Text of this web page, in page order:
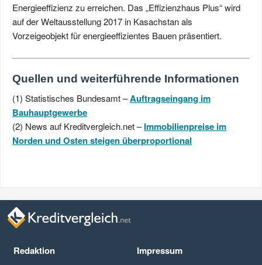
Energieeffizienz zu erreichen. Das „Effizienzhaus Plus“ wird
auf der Weltausstellung 2017 in Kasachstan als
Vorzeigeobjekt für energieeffizientes Bauen präsentiert.
Quellen und weiterführende Informationen
(1) Statistisches Bundesamt –Auftragseingang im
Bauhaupt­gewerbe
(2) News auf Kreditvergleich.net –Immobilienpreise im
Norden und Osten steigen überproportional
Redaktion Impressum